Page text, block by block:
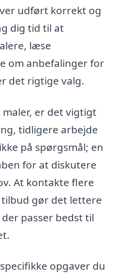
udført korrekt og
dig tid til at
læse
om anbefalinger for
det rigtige valg.
er det vigtigt
tidligere arbejde
på spørgsmål; en
for at diskutere
At kontakte flere
gør det lettere
passer bedst til
opgaver du